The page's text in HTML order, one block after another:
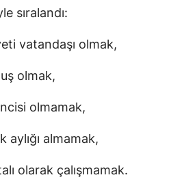
sıralandı:
vatandaşı olmak,
olmak,
olmamak,
aylığı almamak,
olarak çalışmamak.